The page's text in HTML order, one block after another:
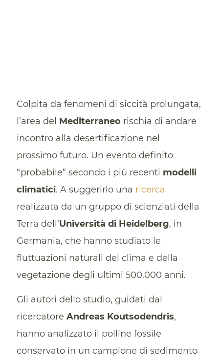
Colpita da fenomeni di siccità prolungata,
l’area del Mediterraneorischia di andare
incontro alla desertificazione nel
prossimo futuro. Un evento definito
“probabile” secondo i più recenti modelli
climatici. A suggerirlo una ricerca
realizzata da un gruppo di scienziati della
Terra dell’Università di Heidelberg, in
Germania, che hanno studiato le
fluttuazioni naturali del clima e della
vegetazione degli ultimi 500.000 anni.
Gli autori dello studio, guidati dal
ricercatore Andreas Koutsodendris,
hanno analizzato il polline fossile
conservato in un campione di sedimento